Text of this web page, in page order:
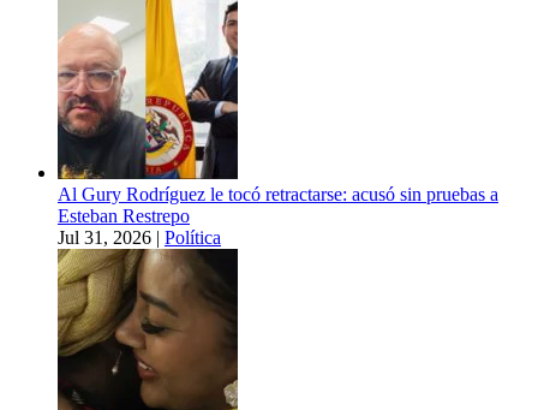
Al Gury Rodríguez le tocó retractarse: acusó sin pruebas a
Esteban Restrepo
Jul 31, 2026 | Política